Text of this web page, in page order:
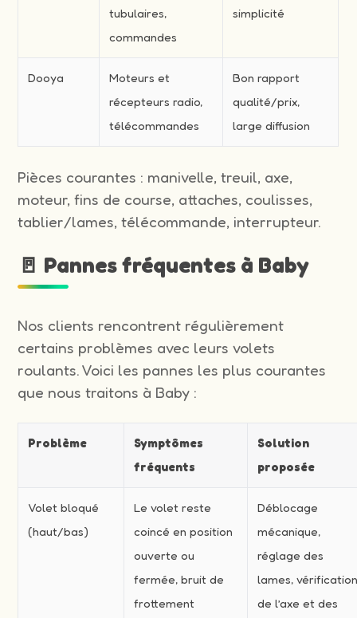
tubulaires,
commandes
simplicité
Dooya
Moteurs et
récepteurs radio,
télécommandes
Bon rapport
qualité/prix,
large diffusion
Pièces courantes : manivelle, treuil, axe,
moteur, fins de course, attaches, coulisses,
tablier/lames, télécommande, interrupteur.
🚪 Pannes fréquentes à Baby
Nos clients rencontrent régulièrement
certains problèmes avec leurs volets
roulants. Voici les pannes les plus courantes
que nous traitons à Baby :
Problème
Symptômes
fréquents
Solution
proposée
Volet bloqué
(haut/bas)
Le volet reste
coincé en position
ouverte ou
fermée, bruit de
frottement
Déblocage
mécanique,
réglage des
lames,
de l’axe et des